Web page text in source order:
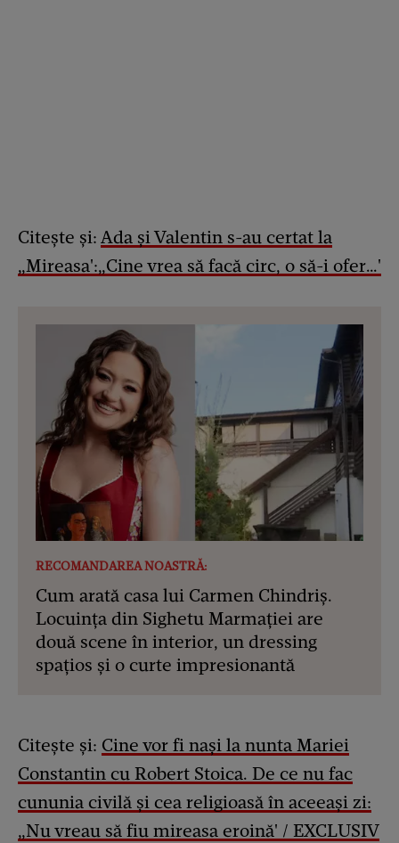
Citește și: Ada și Valentin s-au certat la
„Mireasa':„Cine vrea să facă circ, o să-i ofer…'
RECOMANDAREA NOASTRĂ:
Cum arată casa lui Carmen Chindriș.
Locuința din Sighetu Marmației are
două scene în interior, un dressing
spațios și o curte impresionantă
Citește și: Cine vor fi nași la nunta Mariei
Constantin cu Robert Stoica. De ce nu fac
cununia civilă și cea religioasă în aceeași zi:
„Nu vreau să fiu mireasa eroină' / EXCLUSIV